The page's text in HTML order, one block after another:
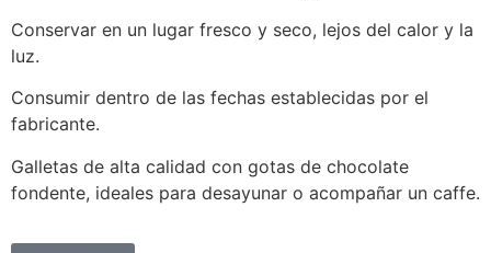
Conservar en un lugar fresco y seco, lejos del calor y la
luz.
Consumir dentro de las fechas establecidas por el
fabricante.
Galletas de alta calidad con gotas de chocolate
fondente, ideales para desayunar o acompañar un caffe.